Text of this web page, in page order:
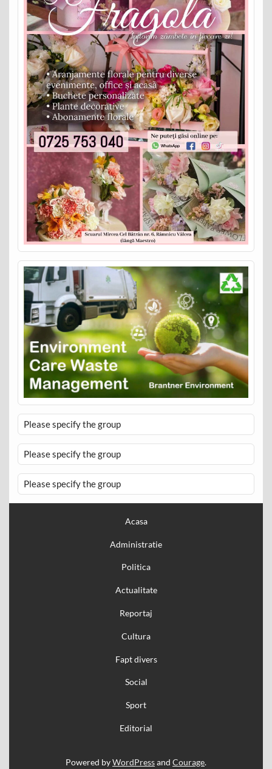
Please specify the group
Please specify the group
Please specify the group
Acasa
Administratie
Politica
Actualitate
Reportaj
Cultura
Fapt divers
Social
Sport
Editorial
Powered byWordPressand Courage.